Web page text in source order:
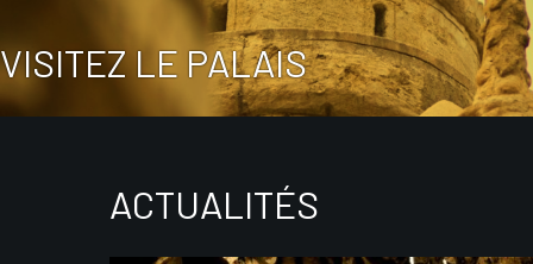
VISITEZ LE PALAIS
ACTUALITÉS